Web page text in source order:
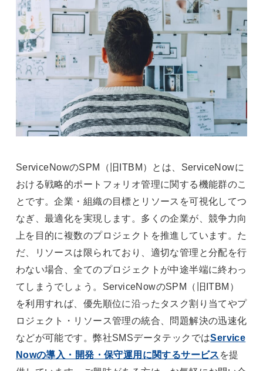
ServiceNowのSPM（旧ITBM）とは、ServiceNowに
おける戦略的ポートフォリオ管理に関する機能群のこ
とです。企業・組織の目標とリソースを可視化してつ
なぎ、最適化を実現します。多くの企業が、競争力向
上を目的に複数のプロジェクトを推進しています。た
だ、リソースは限られており、適切な管理と分配を行
わない場合、全てのプロジェクトが中途半端に終わっ
てしまうでしょう。ServiceNowのSPM（旧ITBM）
を利用すれば、優先順位に沿ったタスク割り当てやプ
ロジェクト・リソース管理の統合、問題解決の迅速化
などが可能です。弊社SMSデータテックではService
Nowの導入・開発・保守運用に関するサービス を提